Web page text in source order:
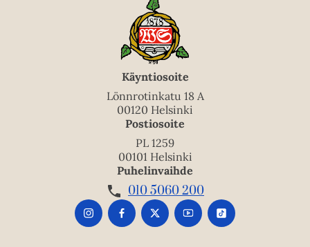
Käyntiosoite
Lönnrotinkatu 18 A
00120 Helsinki
Postiosoite
PL 1259
00101 Helsinki
Puhelinvaihde
010 5060 200